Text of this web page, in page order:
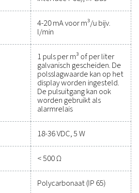
Flow Check met flens
m³/h, l/min (1000
20°C) bij
Nm³/h, Nl/min
0°C) voor gassen